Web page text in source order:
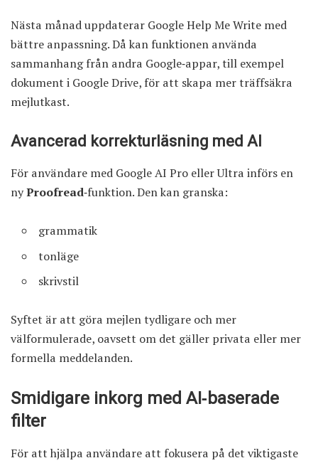
Nästa månad uppdaterar Google Help Me Write med
bättre anpassning. Då kan funktionen använda
sammanhang från andra Google‑appar, till exempel
dokument i Google Drive, för att skapa mer träffsäkra
mejlutkast.
Avancerad korrekturläsning med AI
För användare med Google AI Pro eller Ultra införs en
nyProofread‑funktion. Den kan granska:
grammatik
tonläge
skrivstil
Syftet är att göra mejlen tydligare och mer
välformulerade, oavsett om det gäller privata eller mer
formella meddelanden.
Smidigare inkorg med AI‑baserade
filter
För att hjälpa användare att fokusera på det viktigaste